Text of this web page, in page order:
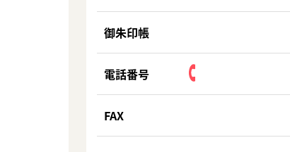
御朱印帳
電話番号
FAX